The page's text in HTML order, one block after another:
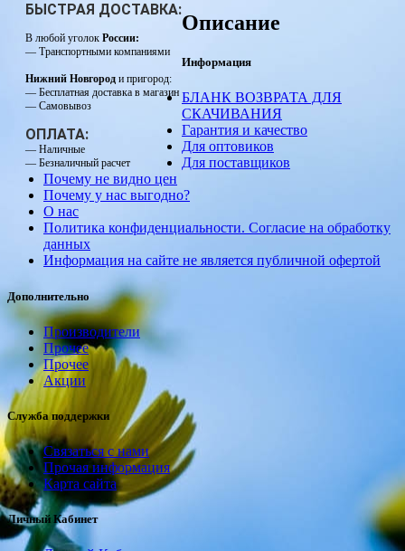
БЫСТРАЯ ДОСТАВКА:
В любой уголок России:
— Транспортными компаниями
Нижний Новгород и пригород:
— Бесплатная доставка в магазин
— Самовывоз
ОПЛАТА:
— Наличные
— Безналичный расчет
Описание
Информация
БЛАНК ВОЗВРАТА ДЛЯ
СКАЧИВАНИЯ
Гарантия и качество
Для оптовиков
Для поставщиков
Почему не видно цен
Почему у нас выгодно?
О нас
Политика конфиденциальности. Согласие на обработку
данных
Информация на сайте не является публичной офертой
Дополнительно
Производители
Прочее
Прочее
Акции
Служба поддержки
Связаться с нами
Прочая информация
Карта сайта
Личный Кабинет